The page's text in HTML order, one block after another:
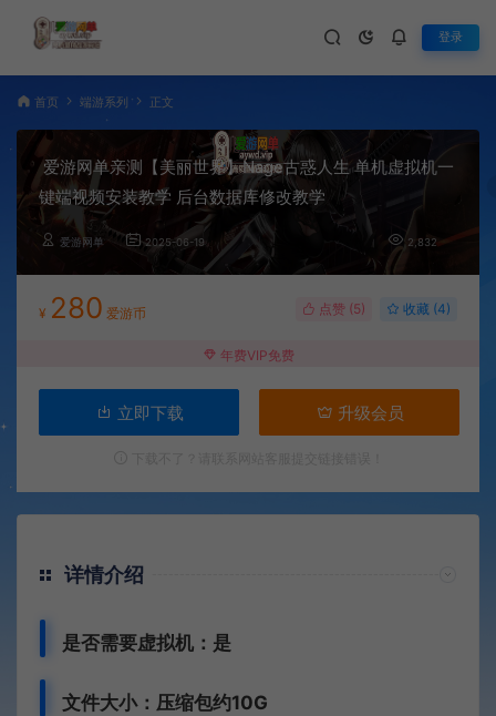
登录
首页 端游系列 正文
爱游网单亲测【美丽世界】Nage古惑人生 单机虚拟机一
键端视频安装教学 后台数据库修改教学
爱游网单 2025-06-19 2,832
¥ 280 爱游币 点赞 (5) 收藏 (4)
年费VIP免费
立即下载 升级会员
详情介绍
是否需要虚拟机：是
文件大小：压缩包约10G